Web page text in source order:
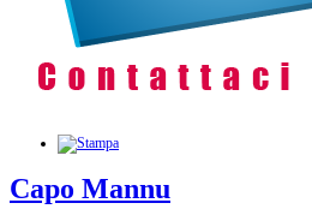
Capo Mannu